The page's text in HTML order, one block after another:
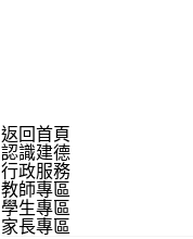
返回首頁
認識建德
行政服務
教師專區
學生專區
家長專區